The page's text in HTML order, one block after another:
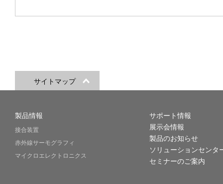
サイトマップ
製品情報
接合装置
赤外線サーモグラフィ
マイクロエレクトロニクス
サポート情報
展示会情報
製品のお知らせ
ソリューションセンタ
セミナーのご案内